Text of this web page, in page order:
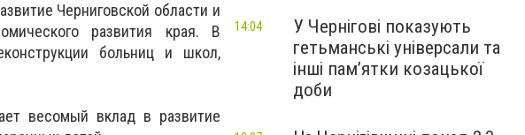
Черниговской области и
развития края. В
больниц и школ,
весомый вклад в развитие
У Чернігові показують
гетьманські універсали та
інші пам’ятки козацької
доби
14:04